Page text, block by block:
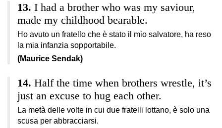
I had a brother who was my saviour,
made my childhood bearable.
Ho avuto un fratello che è stato il mio salvatore, ha reso
la mia infanzia sopportabile.
(Maurice Sendak)
Half the time when brothers wrestle, it’s
just an excuse to hug each other.
La metà delle volte in cui due fratelli lottano, è solo una
scusa per abbracciarsi.